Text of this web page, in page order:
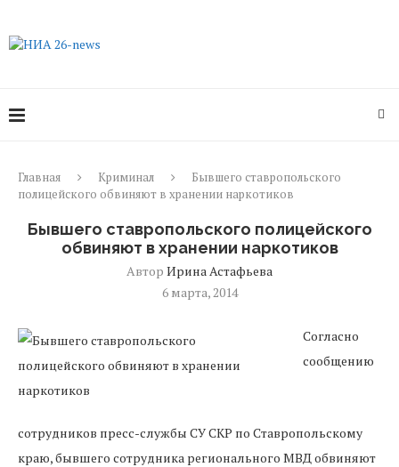
Главная Криминал
Бывшего ставропольского
полицейского обвиняют в хранении наркотиков
Бывшего ставропольского полицейского
обвиняют в хранении наркотиков
Автор Ирина Астафьева
6 марта, 2014
Согласно
сообщению
сотрудников пресс-службы СУ СКР по Ставропольскому
краю, бывшего сотрудника регионального МВД обвиняют